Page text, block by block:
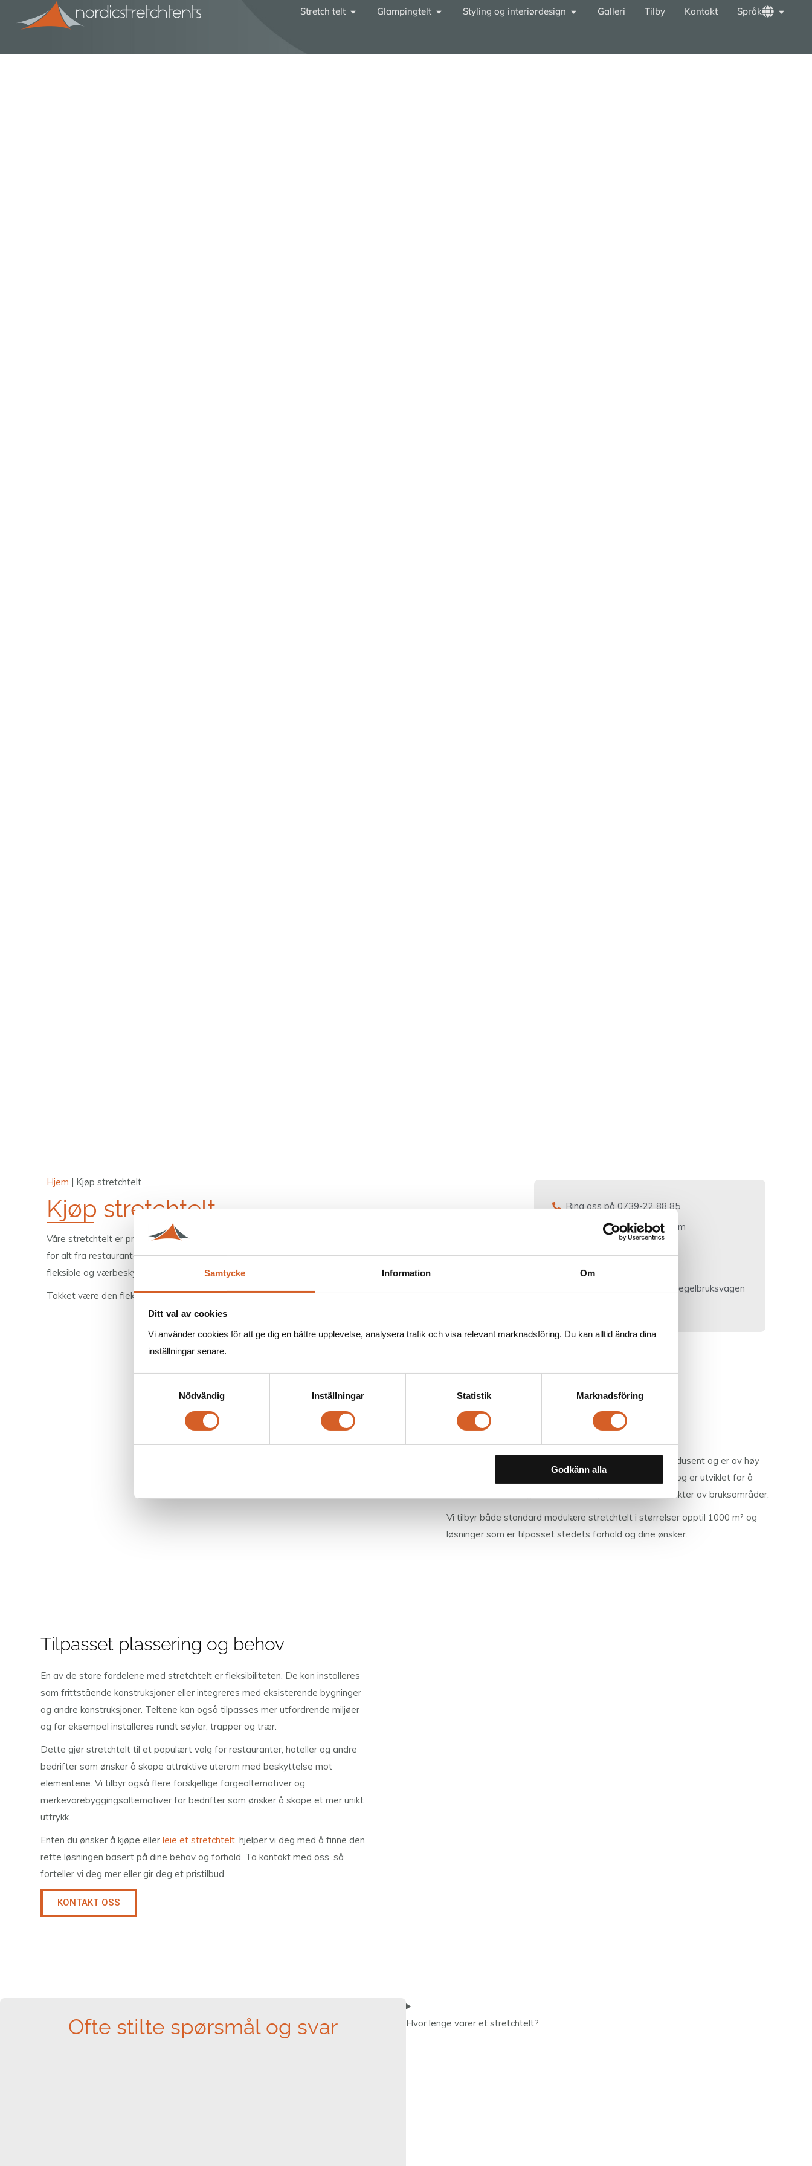
Samtycke Information Om
Ditt val av cookies
Vi använder cookies för att ge dig en bättre upplevelse, analysera trafik och visa relevant marknadsföring. Du kan alltid ändra dina
inställningar senare.
Nödvändig
Inställningar Statistik Marknadsföring
Godkänn alla
Stretch telt Glampingtelt Styling og interiørdesign Galleri Tilby Kontakt Språk
Hjem | Kjøp stretchtelt
Kjøp stretchtelt
Våre stretchtelt er produsert av en anerkjent pioner og ledende produsent innen stretchteltbransjen. De passer
for alt fra restauranter og hoteller til arrangementslokaler, bedrifter og andre virksomheter som ønsker å skape
fleksible og værbeskyttede utemiljøer.
Takket være den fleksible konstruksjonen kan stretchteltene tilpasses både stedets forhold og bedriftens behov.
Ring oss på 0739-22 88 85
info@nordicstretchtents.com
Følg oss på Instagram
Nordic Stretch Tents AB, Tegelbruksvägen
Høykvalitets stretchtelt
er produsert av en bransjeledende produsent og er av høy
kvalitet. Teltstoffet oppfyller gjeldende sikkerhetskrav og er utviklet for å
skape slitesterke og fleksible løsninger for et bredt spekter av bruksområder.
Vi tilbyr både standard modulære stretchtelt i størrelser opptil 1000 m² og
løsninger som er tilpasset stedets forhold og dine ønsker.
Tilpasset plassering og behov
En av de store fordelene med stretchtelt er fleksibiliteten. De kan installeres
som frittstående konstruksjoner eller integreres med eksisterende bygninger
og andre konstruksjoner. Teltene kan også tilpasses mer utfordrende miljøer
og for eksempel installeres rundt søyler, trapper og trær.
Dette gjør stretchtelt til et populært valg for restauranter, hoteller og andre
bedrifter som ønsker å skape attraktive uterom med beskyttelse mot
elementene. Vi tilbyr også flere forskjellige fargealternativer og
merkevarebyggingsalternativer for bedrifter som ønsker å skape et mer unikt
uttrykk.
Enten du ønsker å kjøpe ellerleie et stretchtelt, hjelper vi deg med å finne den
rette løsningen basert på dine behov og forhold. Ta kontakt med oss, så
forteller vi deg mer eller gir deg et pristilbud.
KONTAKT OSS
Ofte stilte spørsmål og svar Hvor lenge varer et stretchtelt?